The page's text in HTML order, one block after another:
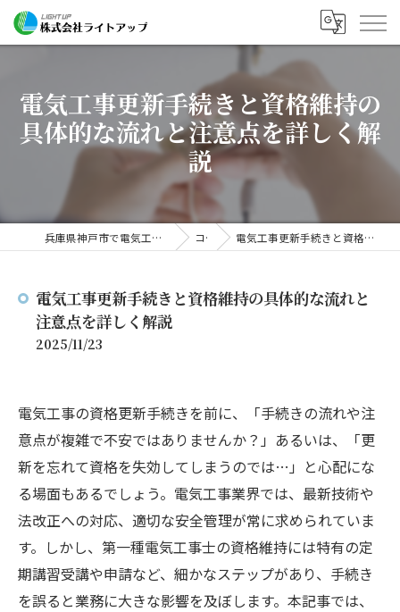
電気工事更新手続きと資格維持の
具体的な流れと注意点を詳しく解
説
兵庫県神戸市で電気工事の求人なら株式会社ライトアップ コラム 電気工事更新手続きと資格維持の具体的な流れと注意点を詳しく解説
電気工事更新手続きと資格維持の具体的な流れと
注意点を詳しく解説
2025/11/23
電気工事の資格更新手続きを前に、「手続きの流れや注
意点が複雑で不安ではありませんか？」あるいは、「更
新を忘れて資格を失効してしまうのでは…」と心配にな
る場面もあるでしょう。電気工事業界では、最新技術や
法改正への対応、適切な安全管理が常に求められていま
す。しかし、第一種電気工事士の資格維持には特有の定
期講習受講や申請など、細かなステップがあり、手続き
を誤ると業務に大きな影響を及ぼします。本記事では、